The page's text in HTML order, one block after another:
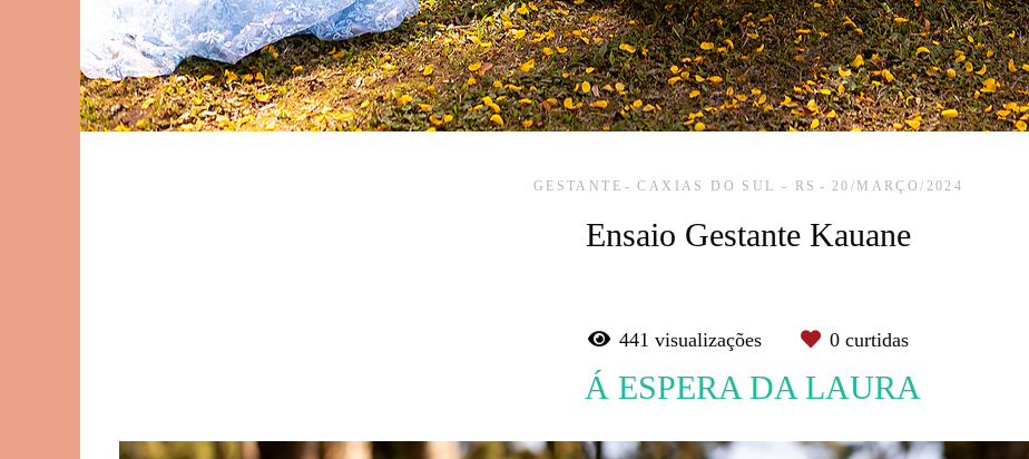
GESTANTE CAXIAS DO SUL - RS 20/MARÇO/2024
Ensaio Gestante Kauane
441 visualizações 0 curtidas
Á ESPERA DA LAURA